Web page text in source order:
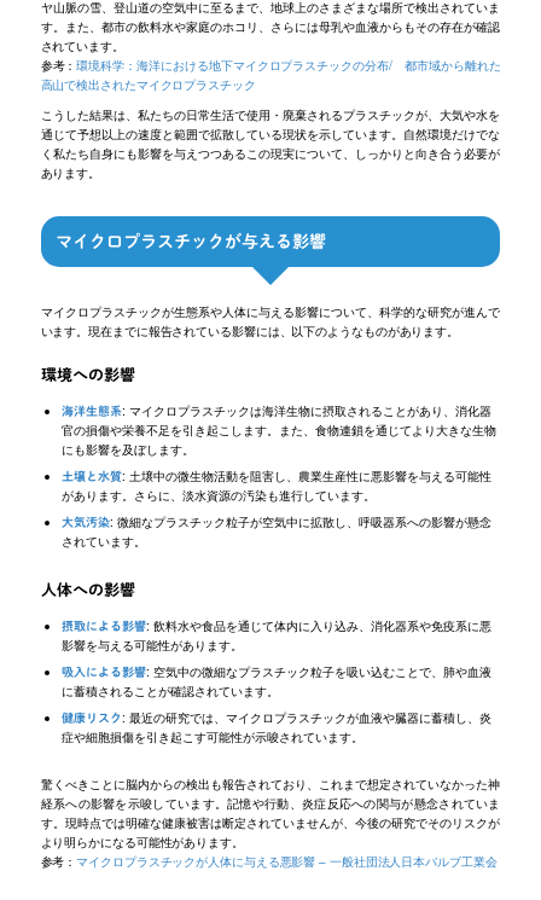
ヤ山脈の雪、登山道の空気中に至るまで、地球上のさまざまな場所で検出されていま
す。また、都市の飲料水や家庭のホコリ、さらには母乳や血液からもその存在が確認
されています。
参考：環境科学：海洋における地下マイクロプラスチックの分布/ 都市域から離れた
高山で検出されたマイクロプラスチック
こうした結果は、私たちの日常生活で使用・廃棄されるプラスチックが、大気や水を
通じて予想以上の速度と範囲で拡散している現状を示しています。自然環境だけでな
く私たち自身にも影響を与えつつあるこの現実について、しっかりと向き合う必要が
あります。
マイクロプラスチックが与える影響
マイクロプラスチックが生態系や人体に与える影響について、科学的な研究が進んで
います。現在までに報告されている影響には、以下のようなものがあります。
環境への影響
海洋生態系: マイクロプラスチックは海洋生物に摂取されることがあり、消化器
官の損傷や栄養不足を引き起こします。また、食物連鎖を通じてより大きな生物
にも影響を及ぼします。
土壌と水質: 土壌中の微生物活動を阻害し、農業生産性に悪影響を与える可能性
があります。さらに、淡水資源の汚染も進行しています。
大気汚染: 微細なプラスチック粒子が空気中に拡散し、呼吸器系への影響が懸念
されています。
人体への影響
摂取による影響: 飲料水や食品を通じて体内に入り込み、消化器系や免疫系に悪
影響を与える可能性があります。
吸入による影響: 空気中の微細なプラスチック粒子を吸い込むことで、肺や血液
に蓄積されることが確認されています。
健康リスク : 最近の研究では、マイクロプラスチックが血液や臓器に蓄積し、炎
症や細胞損傷を引き起こす可能性が示唆されています。
驚くべきことに脳内からの検出も報告されており、これまで想定されていなかった神
経系への影響を示唆しています。記憶や行動、炎症反応への関与が懸念されていま
す。現時点では明確な健康被害は断定されていませんが、今後の研究でそのリスクが
より明らかになる可能性があります。
参考：マイクロプラスチックが人体に与える悪影響 – 一般社団法人日本バルブ工業会